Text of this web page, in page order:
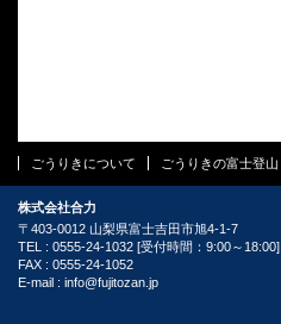
ごうりきについて ごうりきの富士登山
株式会社合力
〒403-0012 山梨県富士吉田市旭4-1-7
TEL : 0555-24-1032 [受付時間：9:00～18:00]
FAX : 0555-24-1052
E-mail : info@fujitozan.jp